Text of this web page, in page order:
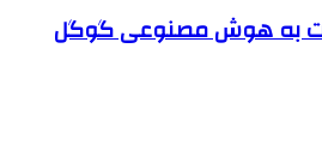
به هوش مصنوعی گوگل